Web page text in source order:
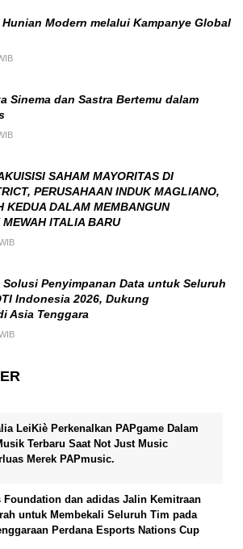
Modern melalui Kampanye Global
Sinema dan Sastra Bertemu dalam
SAHAM MAYORITAS DI
PERUSAHAAN INDUK MAGLIANO,
KEDUA DALAM MEMBANGUN
ITALIA BARU
Solusi Penyimpanan Data untuk Seluruh
Indonesia 2026, Dukung
Asia Tenggara
LeiKiè Perkenalkan PAPgame Dalam
Terbaru Saat Not Just Music
Merek PAPmusic.
Foundation dan adidas Jalin Kemitraan
untuk Membekali Seluruh Tim pada
Perdana Esports Nations Cup